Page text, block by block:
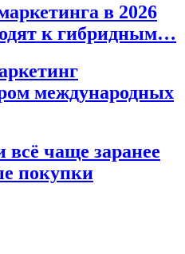
в 2026
к гибридным…
международных
чаще заранее
покупки